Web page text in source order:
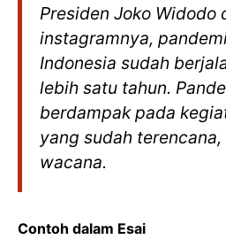
Presiden Joko Widodo
instagramnya,
Indonesia sudah
lebih satu tahun.
berdampak pada
yang sudah
wacana.
Contoh dalam Esai